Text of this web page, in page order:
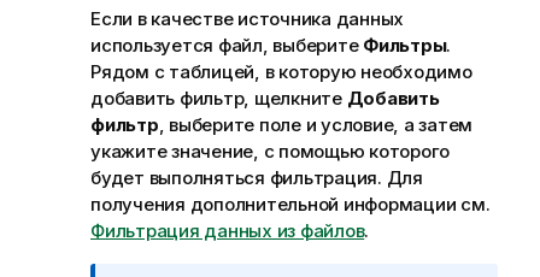
и
н
ф
о
р
м
а
ц
и
Если в качестве источника данных
используется файл, выберите Фильтры.
Рядом с таблицей, в которую необходимо
добавить фильтр, щелкните Добавить
фильтр, выберите поле и условие, а затем
укажите значение, с помощью которого
будет выполняться фильтрация. Для
получения дополнительной информации см.
Фильтрация данных из файлов.